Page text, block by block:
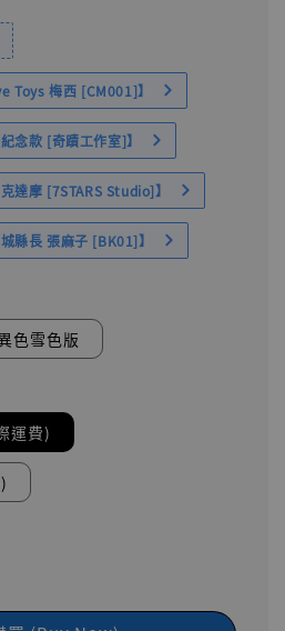
Toys 梅西 [CM001]】
念款 [奇蹟工作室]】
達摩 [7STARS Studio]】
縣長 張麻子 [BK01]】
色雪色版
運費)